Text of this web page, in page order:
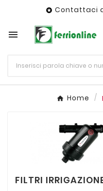
 Contattaci

Home
FILTRI